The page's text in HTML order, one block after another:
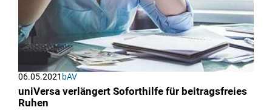
06.05.2021 bAV
uniVersa verlängert Soforthilfe für beitragsfreies
Ruhen